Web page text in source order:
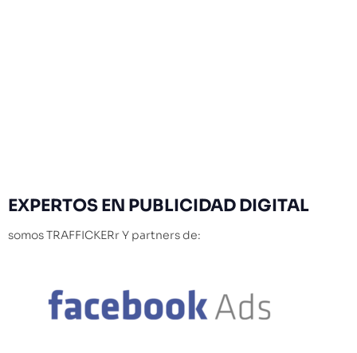
EXPERTOSEN PUBLICIDAD DIGITAL
somos TRAFFICKERr Y partners de: